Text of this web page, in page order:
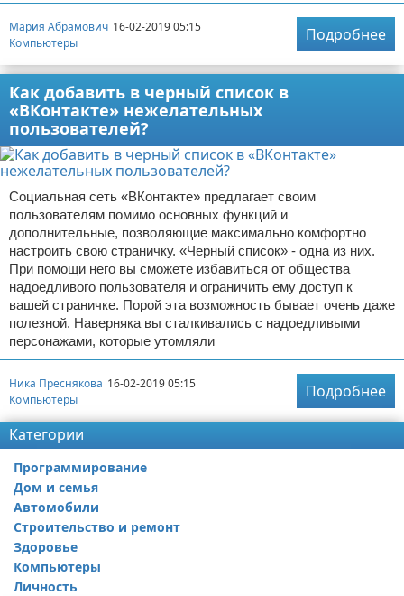
Мария Абрамович 16-02-2019 05:15
Компьютеры
Подробнее
Как добавить в черный список в
«ВКонтакте» нежелательных
пользователей?
Социальная сеть «ВКонтакте» предлагает своим
пользователям помимо основных функций и
дополнительные, позволяющие максимально комфортно
настроить свою страничку. «Черный список» - одна из них.
При помощи него вы сможете избавиться от общества
надоедливого пользователя и ограничить ему доступ к
вашей страничке. Порой эта возможность бывает очень даже
полезной. Наверняка вы сталкивались с надоедливыми
персонажами, которые утомляли
Ника Преснякова 16-02-2019 05:15
Компьютеры
Подробнее
Категории
Программирование
Дом и семья
Автомобили
Строительство и ремонт
Здоровье
Компьютеры
Личность